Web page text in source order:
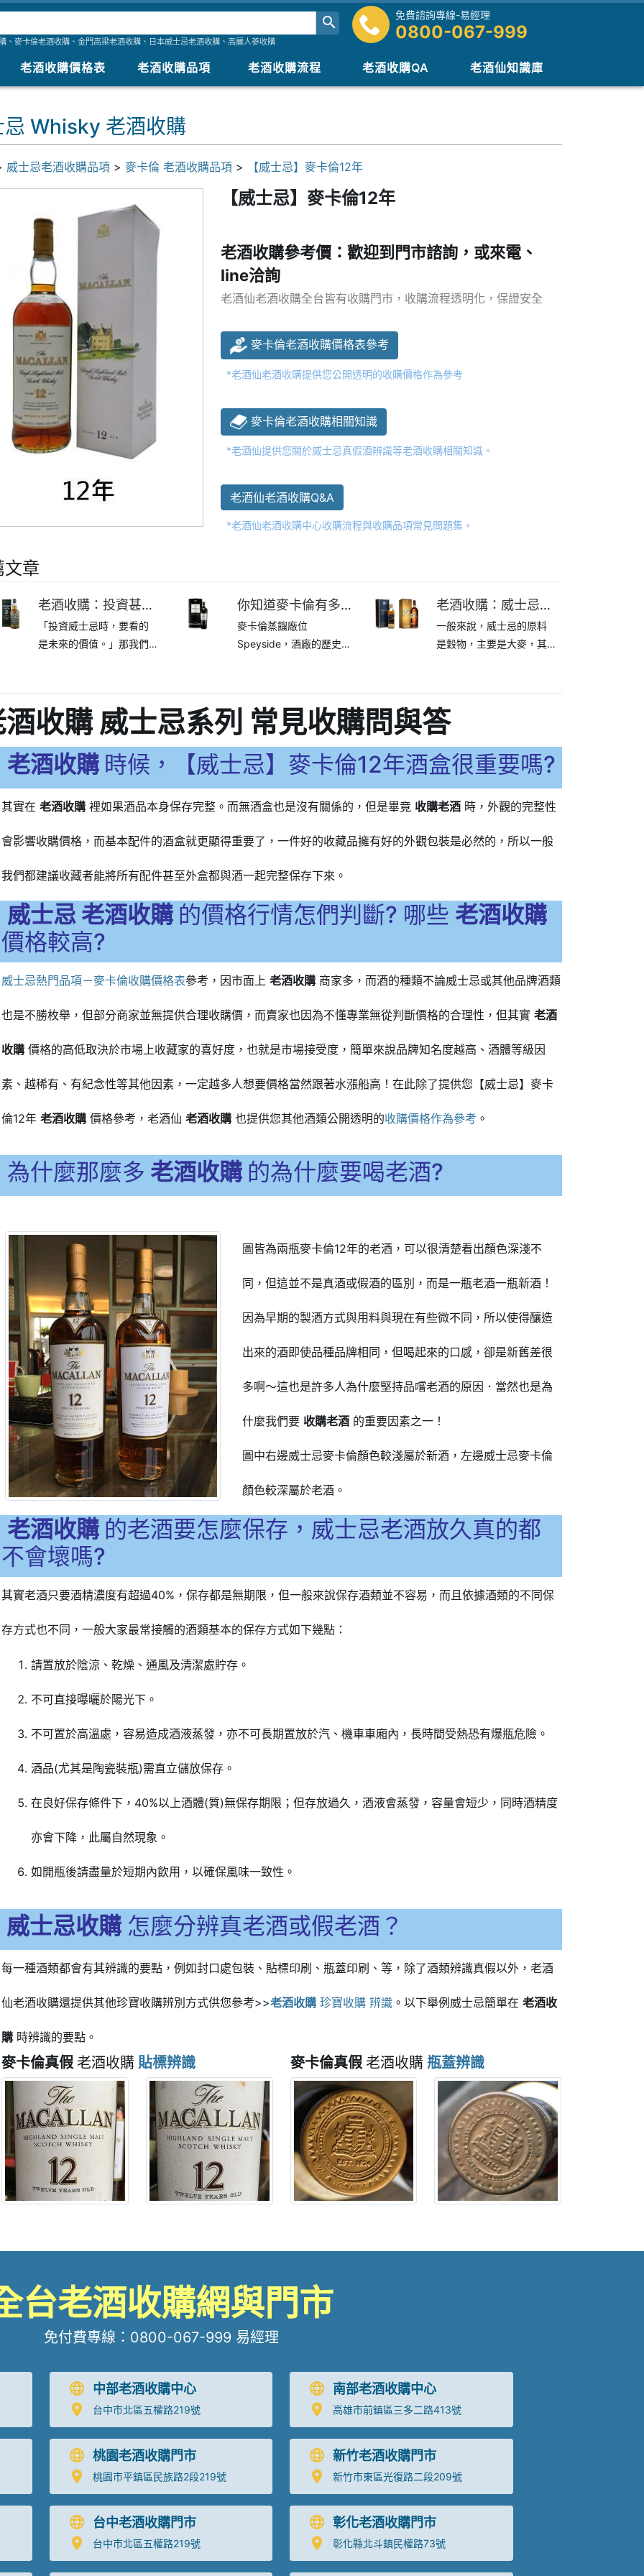
、 麥卡倫老酒收購 、 金門高粱老酒收購 、 日本威士忌老酒收購 、 高麗人蔘收購
免費諮詢專線-易經理
0800-067-999
老酒收購價格表 老酒收購品項 老酒收購流程 老酒收購QA 老酒仙知識庫
忌 Whisky 老酒收購
威士忌老酒收購品項 > 麥卡倫 老酒收購品項 > 【威士忌】麥卡倫12年
【威士忌】麥卡倫12年
老酒收購參考價：歡迎到門市諮詢，或來電、
line洽詢
老酒仙老酒收購全台皆有收購門市，收購流程透明化，保證安全
麥卡倫老酒收購價格表參考
*老酒仙老酒收購提供您公開透明的收購價格作為參考
麥卡倫老酒收購相關知識
*老酒仙提供您關於威士忌真假酒辨識等老酒收購相關知識。
老酒仙老酒收購Q&A
*老酒仙老酒收購中心收購流程與收購品項常見問題集。
文章
老酒收購：投資甚麼
威士忌才是正確的選
擇 Part1
「投資威士忌時，要看的
是未來的價值。」那我們
酒收購將在這篇文章中為
您解答
你知道麥卡倫有多少
種類嗎？
麥卡倫蒸餾廠位
Speyside，酒廠的歷史從
卡倫成為首批取得酒牌的
酒廠之一
老酒收購：威士忌是
如何產生的？
一般來說，威士忌的原料
是穀物，主要是大麥，其
階段
收購 威士忌系列 常見收購問與答
老酒收購 時候，【威士忌】麥卡倫12年酒盒很重要嗎?
其實在 老酒收購 裡如果酒品本身保存完整。而無酒盒也是沒有關係的，但是畢竟 收購老酒 時，外觀的完整性
會影響收購價格，而基本配件的酒盒就更顯得重要了，一件好的收藏品擁有好的外觀包裝是必然的，所以一般
我們都建議收藏者能將所有配件甚至外盒都與酒一起完整保存下來。
威士忌 老酒收購 的價格行情怎們判斷? 哪些 老酒收購
價格較高?
威士忌熱門品項－麥卡倫收購價格表參考，因市面上 老酒收購 商家多，而酒的種類不論威士忌或其他品牌酒類
也是不勝枚舉，但部分商家並無提供合理收購價，而賣家也因為不懂專業無從判斷價格的合理性，但其實 老酒
收購 價格的高低取決於市場上收藏家的喜好度，也就是市場接受度，簡單來說品牌知名度越高、酒體等級因
素、越稀有、有紀念性等其他因素，一定越多人想要價格當然跟著水漲船高！在此除了提供您【威士忌】麥卡
倫12年 老酒收購 價格參考，老酒仙 老酒收購 也提供您其他酒類公開透明的收購價格作為參考 。
為什麼那麼多 老酒收購 的為什麼要喝老酒?
圖皆為兩瓶麥卡倫12年的老酒，可以很清楚看出顏色深淺不
同，但這並不是真酒或假酒的區別，而是一瓶老酒一瓶新酒！
因為早期的製酒方式與用料與現在有些微不同，所以使得釀造
出來的酒即使品種品牌相同，但喝起來的口感，卻是新舊差很
多啊～這也是許多人為什麼堅持品嚐老酒的原因．當然也是為
什麼我們要 收購老酒的重要因素之一！
圖中右邊威士忌麥卡倫顏色較淺屬於新酒，左邊威士忌麥卡倫
顏色較深屬於老酒。
老酒收購 的老酒要怎麼保存，威士忌老酒放久真的都
不會壞嗎?
其實老酒只要酒精濃度有超過40%，保存都是無期限，但一般來說保存酒類並不容易，而且依據酒類的不同保
存方式也不同，一般大家最常接觸的酒類基本的保存方式如下幾點：
請置放於陰涼、乾燥、通風及清潔處貯存。
不可直接曝曬於陽光下。
不可置於高溫處，容易造成酒液蒸發，亦不可長期置放於汽、機車車廂內，長時間受熱恐有爆瓶危險。
酒品(尤其是陶瓷裝瓶)需直立儲放保存。
在良好保存條件下，40%以上酒體(質)無保存期限；但存放過久，酒液會蒸發，容量會短少，同時酒精度
亦會下降，此屬自然現象。
如開瓶後請盡量於短期內飲用，以確保風味一致性。
威士忌收購 怎麼分辨真老酒或假老酒 ？
每一種酒類都會有其辨識的要點，例如封口處包裝、貼標印刷、瓶蓋印刷、等，除了酒類辨識真假以外，老酒
仙老酒收購還提供其他珍寶收購辨別方式供您參考>>老酒收購 珍寶收購 辨識 。以下舉例威士忌簡單在 老酒收
購 時辨識的要點。
麥卡倫真假 老酒收購 貼標辨識 麥卡倫真假 老酒收購 瓶蓋辨識
台老酒收購網與門市
免付費專線： 0800-067-999易經理
中部老酒收購中心
台中市北區五權路219號
南部老酒收購中心
高雄市前鎮區三多二路413號
桃園老酒收購門市
桃園市平鎮區民族路2段219號
新竹老酒收購門市
新竹市東區光復路二段209號
台中老酒收購門市
台中市北區五權路219號
彰化老酒收購門市
彰化縣北斗鎮民權路73號